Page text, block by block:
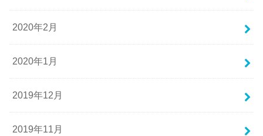
2020年2月
2020年1月
2019年12月
2019年11月